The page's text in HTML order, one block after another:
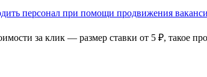
за клик — размер ставки от 5 ₽, такое